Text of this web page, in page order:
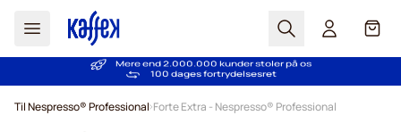
Søg Cart
Fri fragt ved køb over 349 kr.
Prisgaranti- Altid fair priser!
100 dages fortrydelsesret
Mere end 2.000.000 kunder stoler på os
Til Nespresso® Professional Forte Extra - Nespresso® Professional